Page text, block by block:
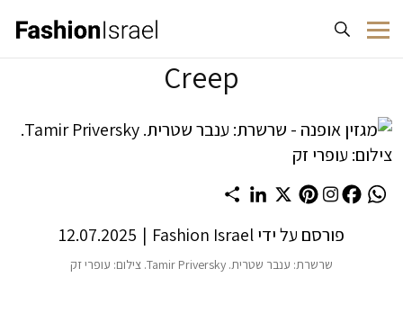
Creep
WhatsApp
Facebook
Pinterest
X
LinkedIn
Share
פורסם על ידיFashion Israel
|
12.07.2025
שרשרת: ענבר שטרית. Tamir Priversky. צילום: עופרי זק